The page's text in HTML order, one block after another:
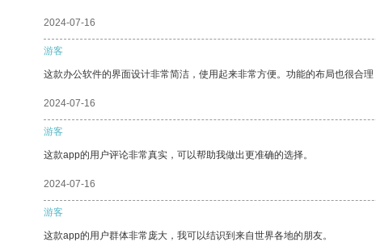
2024-07-16
游客
这款办公软件的界面设计非常简洁，使用起来非常方便。功能的布局也很合理
2024-07-16
游客
这款app的用户评论非常真实，可以帮助我做出更准确的选择。
2024-07-16
游客
这款app的用户群体非常庞大，我可以结识到来自世界各地的朋友。